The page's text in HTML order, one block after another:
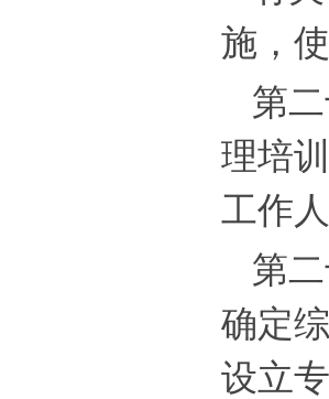
施，
第
理培
工作
第
确定
设立